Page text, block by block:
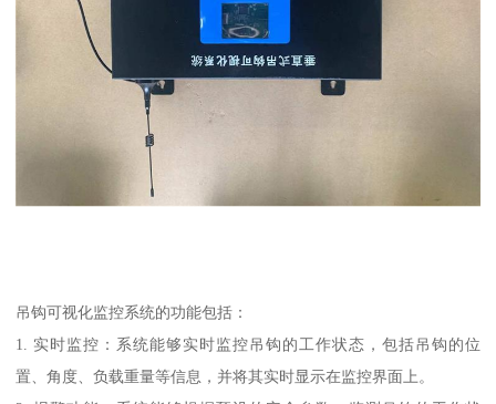
吊钩可视化监控系统的功能包括：
1. 实时监控：系统能够实时监控吊钩的工作状态，包括吊钩的位
置、角度、负载重量等信息，并将其实时显示在监控界面上。